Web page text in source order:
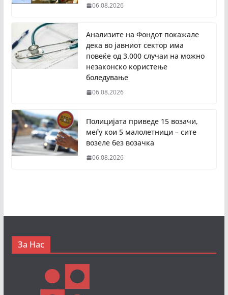
06.08.2026
Анализите на Фондот покажале
дека во јавниот сектор има
повеќе од 3.000 случаи на можно
незаконско користење
боледување
06.08.2026
Полицијата приведе 15 возачи,
меѓу кои 5 малолетници – сите
возеле без возачка
06.08.2026
За Нас